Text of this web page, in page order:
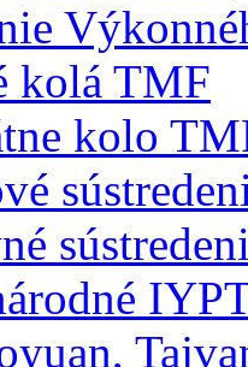
kolá TMF
kolo